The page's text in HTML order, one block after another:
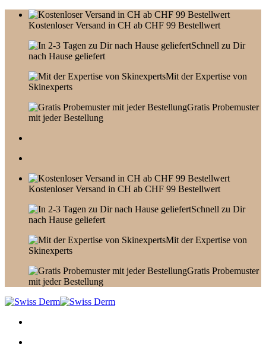
Skip
Kostenloser Versand in CH ab CHF 99 Bestellwert
Schnell zu Dir
nach Hause geliefert
Mit der Expertise von
Skinexperts
Gratis Probemuster
mit jeder Bestellung
Kostenloser Versand in CH ab CHF 99 Bestellwert
Schnell zu Dir
nach Hause geliefert
Mit der Expertise von
Skinexperts
Gratis Probemuster
mit jeder Bestellung